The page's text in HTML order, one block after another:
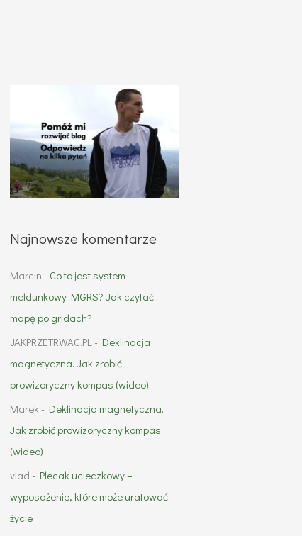
Najnowsze komentarze
Marcin - Co to jest system
meldunkowy MGRS? Jak czytać
mapę po gridach?
JAKPRZETRWAC.PL - Deklinacja
magnetyczna. Jak zrobić
prowizoryczny kompas (wideo)
Marek - Deklinacja magnetyczna.
Jak zrobić prowizoryczny kompas
(wideo)
vlad - Plecak ucieczkowy –
wyposażenie, które może uratować
życie